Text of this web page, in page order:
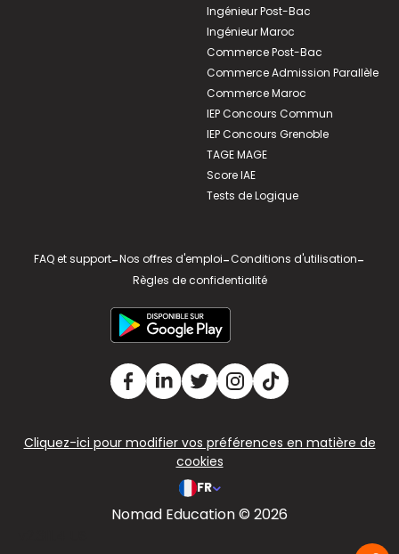
Ingénieur Post-Bac
Ingénieur Maroc
Commerce Post-Bac
Commerce Admission Parallèle
Commerce Maroc
IEP Concours Commun
IEP Concours Grenoble
TAGE MAGE
Score IAE
Tests de Logique
FAQ et support-Nos offres d'emploi-Conditions d'utilisation-
Règles de confidentialité
Cliquez-ici pour modifier vos préférences en matière de
cookies
FR
Nomad Education © 2026